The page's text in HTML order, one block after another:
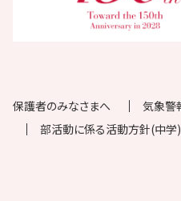
保護者のみなさまへ 気象警
部活動に係る活動方針(中学)